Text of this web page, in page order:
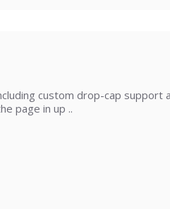
custom drop-cap support
page in up ..